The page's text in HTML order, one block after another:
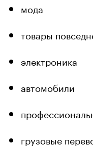
мода
товары
электроника
автомобили
грузовые